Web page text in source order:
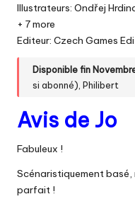
Illustrateurs: Ondřej
+ 7 more
Editeur: Czech Games
Disponible fin
siabonné) ,Philibert
Avis de Jo
Fabuleux !
Scénaristiquement basé,
parfait !